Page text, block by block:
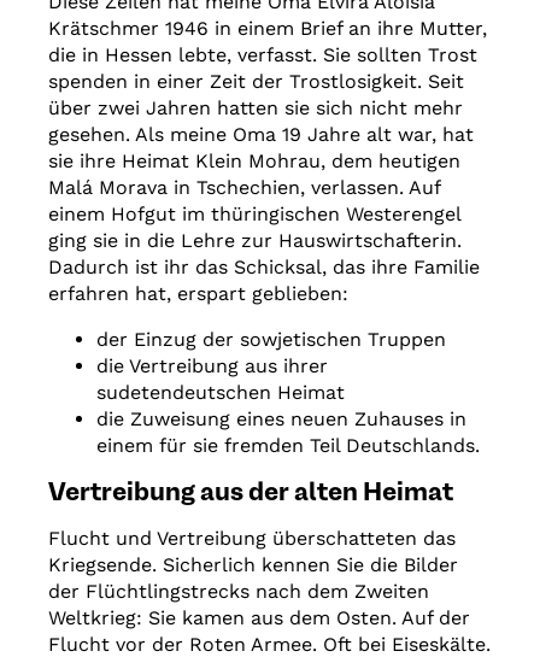
Krätschmer 1946 in einem Brief an ihre Mutter,
die in Hessen lebte, verfasst. Sie sollten Trost
spenden in einer Zeit der Trostlosigkeit. Seit
über zwei Jahren hatten sie sich nicht mehr
gesehen. Als meine Oma 19 Jahre alt war, hat
sie ihre Heimat Klein Mohrau, dem heutigen
Malá Morava in Tschechien, verlassen. Auf
einem Hofgut im thüringischen Westerengel
ging sie in die Lehre zur Hauswirtschafterin.
Dadurch ist ihr das Schicksal, das ihre Familie
erfahren hat, erspart geblieben:
der Einzug der sowjetischen Truppen
die Vertreibung aus ihrer
sudetendeutschen Heimat
die Zuweisung eines neuen Zuhauses in
einem für sie fremden Teil Deutschlands.
Vertreibung aus der alten Heimat
Flucht und Vertreibung überschatteten das
Kriegsende. Sicherlich kennen Sie die Bilder
der Flüchtlingstrecks nach dem Zweiten
Weltkrieg: Sie kamen aus dem Osten. Auf der
Flucht vor der Roten Armee. Oft bei Eiseskälte.